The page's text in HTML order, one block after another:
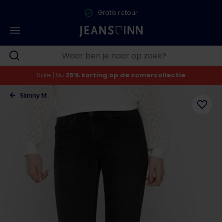
Gratis retour
Sale | Nu 25% korting op de zomercollectie
Skinny fit